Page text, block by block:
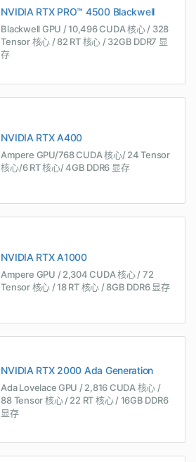
NVIDIA RTX PRO™ 4500 Blackwell
Blackwell GPU / 10,496 CUDA 核心 / 328
Tensor 核心 / 82 RT 核心 / 32GB DDR7 显
存
NVIDIA RTX A400
Ampere GPU/768 CUDA 核心/ 24 Tensor
核心/6 RT 核心/ 4GB DDR6 显存
NVIDIA RTX A1000
Ampere GPU / 2,304 CUDA 核心 / 72
Tensor 核心 / 18 RT 核心 / 8GB DDR6 显存
NVIDIA RTX 2000 Ada Generation
Ada Lovelace GPU / 2,816 CUDA 核心 /
88 Tensor 核心 / 22 RT 核心 / 16GB DDR6
显存